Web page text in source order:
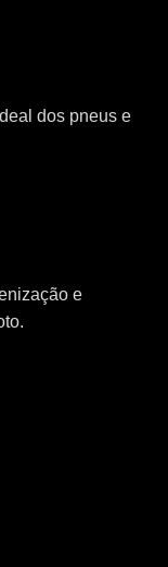
dos pneus e
e